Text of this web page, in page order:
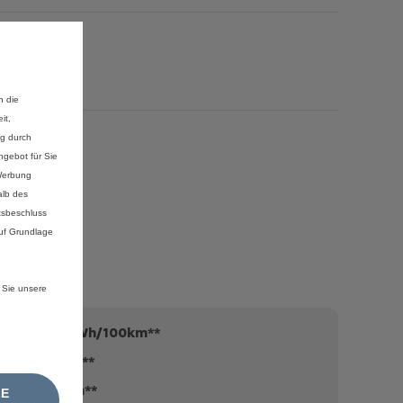
16.5 kWh/100km**
215 km**
0 g/km**
die
durch
für Sie
des
Grundlage
unsere